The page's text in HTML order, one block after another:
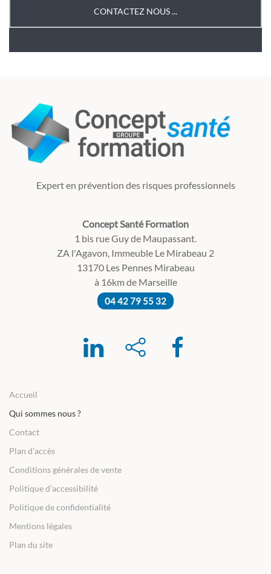
CONTACTEZ NOUS ...
Expert en prévention des risques professionnels
Concept Santé Formation
1 bis rue Guy de Maupassant.
ZA l'Agavon, Immeuble Le Mirabeau 2
13170 Les Pennes Mirabeau
à 16km de Marseille
04 42 79 55 32
Accueil
Qui sommes nous ?
Contact
Plan d'accès
Conditions générales de vente
Politique d’accessibilité
Politique de confidentialité
Mentions légales
Plan du site